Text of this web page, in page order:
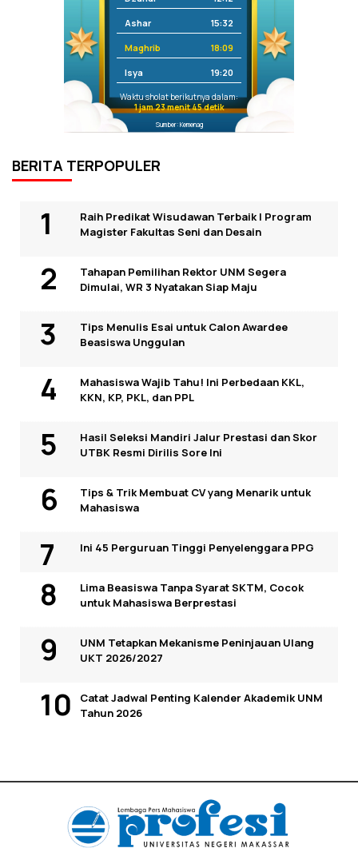
Ashar 15:32
Maghrib 18:09
Isya 19:20
Waktu sholat berikutnya dalam:
1 jam 23 menit 45 detik
Sumber: Kemenag
BERITA TERPOPULER
Raih Predikat Wisudawan Terbaik I Program
Magister Fakultas Seni dan Desain
Tahapan Pemilihan Rektor UNM Segera
Dimulai, WR 3 Nyatakan Siap Maju
Tips Menulis Esai untuk Calon Awardee
Beasiswa Unggulan
Mahasiswa Wajib Tahu! Ini Perbedaan KKL,
KKN, KP, PKL, dan PPL
Hasil Seleksi Mandiri Jalur Prestasi dan Skor
UTBK Resmi Dirilis Sore Ini
Tips & Trik Membuat CV yang Menarik untuk
Mahasiswa
Ini 45 Perguruan Tinggi Penyelenggara PPG
Lima Beasiswa Tanpa Syarat SKTM, Cocok
untuk Mahasiswa Berprestasi
UNM Tetapkan Mekanisme Peninjauan Ulang
UKT 2026/2027
Catat Jadwal Penting Kalender Akademik UNM
Tahun 2026